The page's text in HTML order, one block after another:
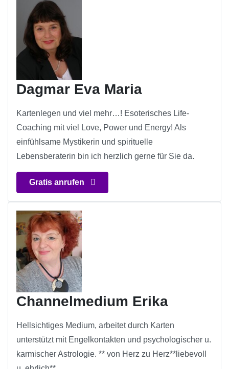
Dagmar Eva Maria
Kartenlegen und viel mehr…! Esoterisches Life-
Coaching mit viel Love, Power und Energy! Als
einfühlsame Mystikerin und spirituelle
Lebensberaterin bin ich herzlich gerne für Sie da.
Gratis anrufen
Channelmedium Erika
Hellsichtiges Medium, arbeitet durch Karten
unterstützt mit Engelkontakten und psychologischer u.
karmischer Astrologie. ** von Herz zu Herz**liebevoll